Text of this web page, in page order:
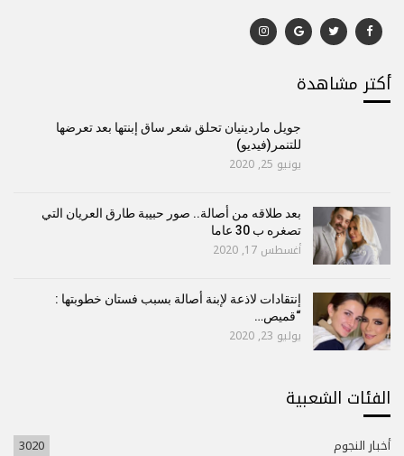
أكتر مشاهدة
جويل ماردينيان تحلق شعر ساق إبنتها بعد تعرضها
للتنمر(فيديو)
يونيو 25, 2020
بعد طلاقه من أصالة.. صور حبيبة طارق العريان التي
تصغره ب 30 عاما
أغسطس 17, 2020
إنتقادات لاذعة لإبنة أصالة بسبب فستان خطوبتها :
“قميص…
يوليو 23, 2020
الفئات الشعبية
أخبار النجوم 3020